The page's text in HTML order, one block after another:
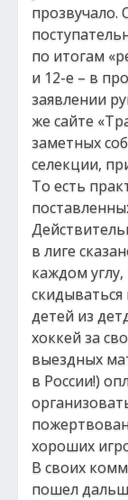
прозвучало.
по итогам
и 12-е – в
заявлении
же сайте
заметных
селекции,
То есть
в лиге
каждом
детей из
хоккей за
выездных
в России!)
хороших
В своих
пошел